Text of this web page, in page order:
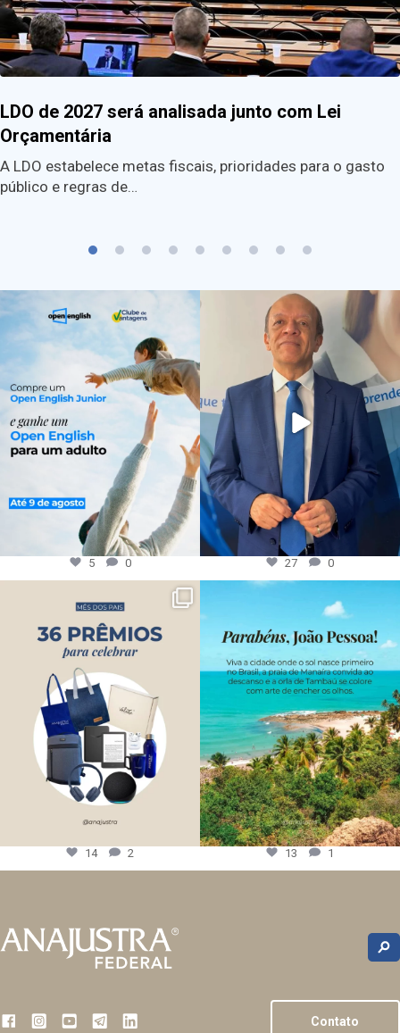
LDO de 2027 será analisada junto com Lei
Orçamentária
A LDO estabelece metas fiscais, prioridades para o gasto
público e regras de…
5 0 27 0
14 2 13 1
Contato